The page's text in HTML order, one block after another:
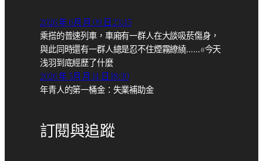
2026 年 6月 月 09 日 23:45
乘搭的普速列車，車廂有一群人在大談吸菸傷身，
與此同時還有一群人總是忍不住煙霧繚繞……#今天
浅羽到底經歷了什麼
2026 年 5月 月 14 日 18:30
年青人的第一桶金：失業補助金
訂閱與追蹤